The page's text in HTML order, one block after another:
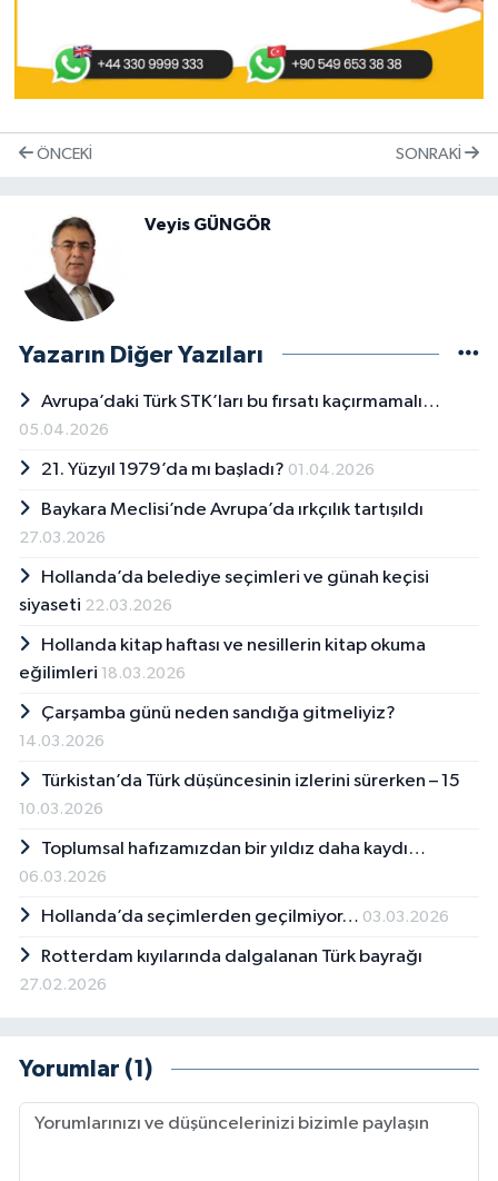
ÖNCEKI SONRAKI
Veyis GÜNGÖR
Yazarın Diğer Yazıları
Avrupa’daki Türk STK’ları bu fırsatı kaçırmamalı…
05.04.2026
21. Yüzyıl 1979’da mı başladı? 01.04.2026
Baykara Meclisi’nde Avrupa’da ırkçılık tartışıldı
27.03.2026
Hollanda’da belediye seçimleri ve günah keçisi
siyaseti 22.03.2026
Hollanda kitap haftası ve nesillerin kitap okuma
eğilimleri 18.03.2026
Çarşamba günü neden sandığa gitmeliyiz?
14.03.2026
Türkistan’da Türk düşüncesinin izlerini sürerken – 15
10.03.2026
Toplumsal hafızamızdan bir yıldız daha kaydı…
06.03.2026
Hollanda’da seçimlerden geçilmiyor… 03.03.2026
Rotterdam kıyılarında dalgalanan Türk bayrağı
27.02.2026
Yorumlar (1)